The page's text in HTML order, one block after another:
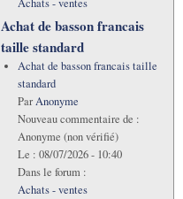
Achat de basson francais
taille standard
Achat de basson francais taille
standard
ParAnonyme
Nouveau commentaire de :
Anonyme (non vérifié)
Le : 08/07/2026 - 10:40
Dans le forum :
Achats - ventes